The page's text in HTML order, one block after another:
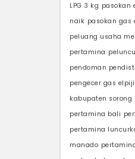
LPG 3 kg pasokan
naik pasokan gas
peluang usaha
pertamina
pendoman
pengecer gas elpiji
kabupaten sorong
pertamina bali
pertamina
manado